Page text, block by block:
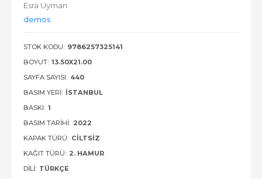
Esra Uyman
demos
STOK KODU: 9786257325141
BOYUT: 13.50X21.00
SAYFA SAYISI: 440
BASIM YERI: İSTANBUL
BASKI: 1
BASIM TARIHI: 2022
KAPAK TÜRÜ: CILTSIZ
KAĞIT TÜRÜ: 2. HAMUR
DILI: TÜRKÇE